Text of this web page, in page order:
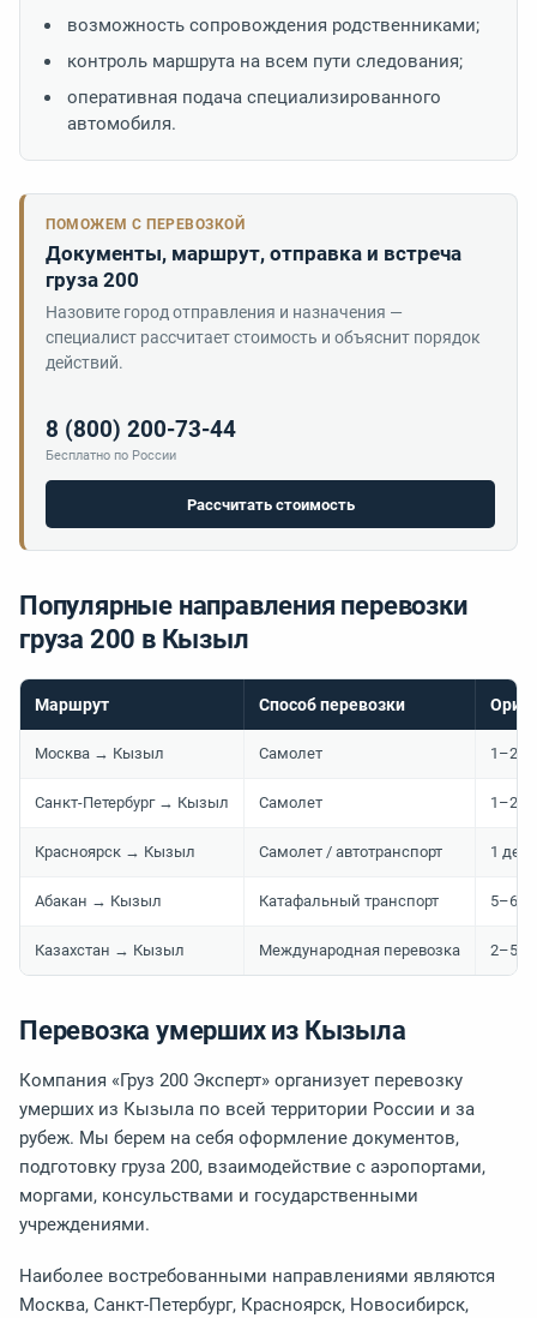
возможность сопровождения родственниками;
контроль маршрута на всем пути следования;
оперативная подача специализированного
автомобиля.
ПОМОЖЕМ С ПЕРЕВОЗКОЙ
Документы, маршрут, отправка и встреча
груза 200
Назовите город отправления и назначения —
специалист рассчитает стоимость и объяснит порядок
действий.
8 (800) 200-73-44
Бесплатно по России
Рассчитать стоимость
Популярные направления перевозки
груза 200 в Кызыл
Маршрут Способ перевозки
Москва → Кызыл Самолет 1–2
Санкт-Петербург → Кызыл Самолет 1–2
Красноярск → Кызыл Самолет / автотранспорт 1 день
Абакан → Кызыл Катафальный транспорт 5–6
Казахстан → Кызыл Международная перевозка 2–5
Перевозка умерших из Кызыла
Компания «Груз 200 Эксперт» организует перевозку
умерших из Кызыла по всей территории России и за
рубеж. Мы берем на себя оформление документов,
подготовку груза 200, взаимодействие с аэропортами,
моргами, консульствами и государственными
учреждениями.
Наиболее востребованными направлениями являются
Москва, Санкт-Петербург, Красноярск, Новосибирск,